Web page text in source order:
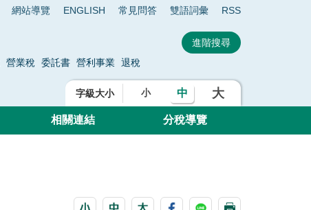
網站導覽 ENGLISH 常見問答 雙語詞彙 RSS
營業稅 委託書 營利事業 退稅
字級大小 小 中 大
相關連結 分稅導覽